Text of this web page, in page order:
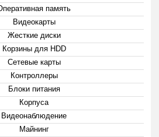
память
Видеокарты
Жесткие диски
Корзины для HDD
Сетевые карты
Контроллеры
Блоки питания
Корпуса
Видеонаблюдение
Майнинг